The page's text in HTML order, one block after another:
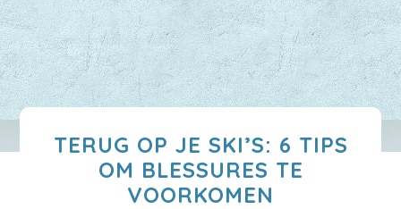
TERUG OP JE SKI’S: 6 TIPS
OM BLESSURES TE
VOORKOMEN